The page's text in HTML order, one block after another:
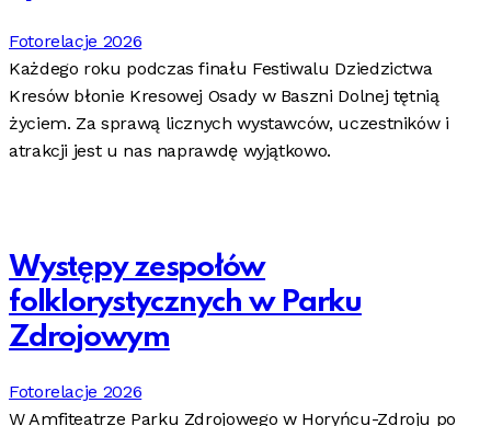
Fotorelacje 2026
Każdego roku podczas finału Festiwalu Dziedzictwa
Kresów błonie Kresowej Osady w Baszni Dolnej tętnią
życiem. Za sprawą licznych wystawców, uczestników i
atrakcji jest u nas naprawdę wyjątkowo.
Występy zespołów
folklorystycznych w Parku
Zdrojowym
Fotorelacje 2026
W Amfiteatrze Parku Zdrojowego w Horyńcu-Zdroju po